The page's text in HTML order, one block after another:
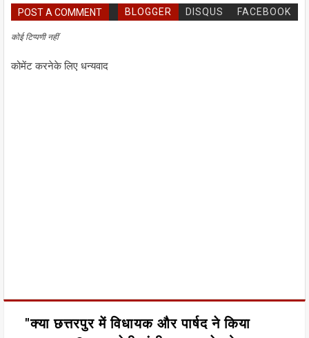
POST A COMMENT BLOGGER DISQUS FACEBOOK
कोई टिप्पणी नहीं
कोमेंट करनेके लिए धन्यवाद
"क्या छत्तरपुर में विधायक और पार्षद ने किया